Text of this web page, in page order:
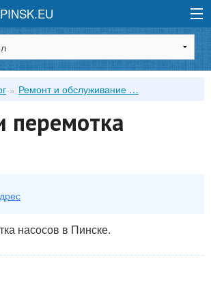
Ремонт и обслуживание …
перемотка
насосов в Пинске.